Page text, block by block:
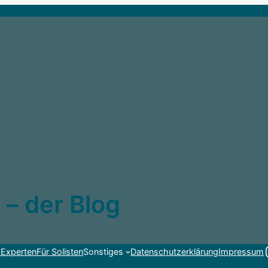
der Blog
Für SolistenSonstiges DatenschutzerklärungImpressum